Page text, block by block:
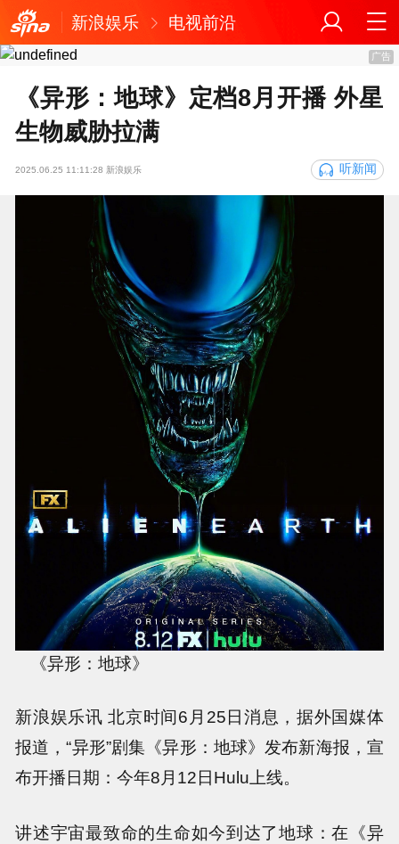
新浪娱乐 电视前沿
广告
《异形：地球》定档8月开播 外星
生物威胁拉满
2025.06.25 11:11:28 新浪娱乐 听新闻
《异形：地球》
新浪娱乐讯 北京时间6月25日消息，据外国媒体
报道，“异形”剧集《异形：地球》发布新海报，宣
布开播日期：今年8月12日Hulu上线。
讲述宇宙最致命的生命如今到达了地球：在《异